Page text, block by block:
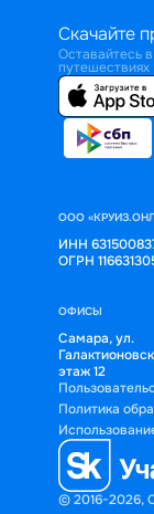
Скачайте
Оставайтесь
путешествиях
ООО
ИНН
ОГРН
ОФИСЫ
Самара, ул.
этаж 12
© 2016-2026,
Политика